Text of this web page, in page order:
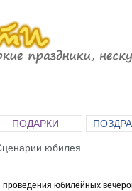
ПОДАРКИ
юбилея
юбилейных